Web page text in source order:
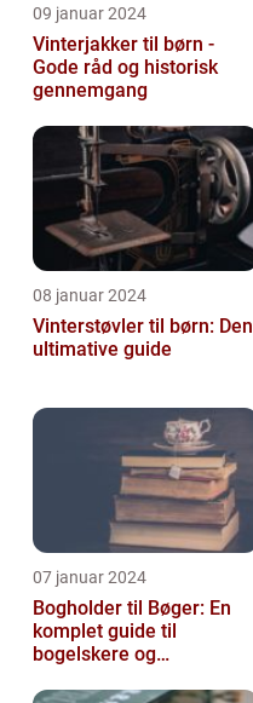
09 januar 2024
Vinterjakker til børn -
Gode råd og historisk
gennemgang
08 januar 2024
Vinterstøvler til børn: Den
ultimative guide
07 januar 2024
Bogholder til Bøger: En
komplet guide til
bogelskere og